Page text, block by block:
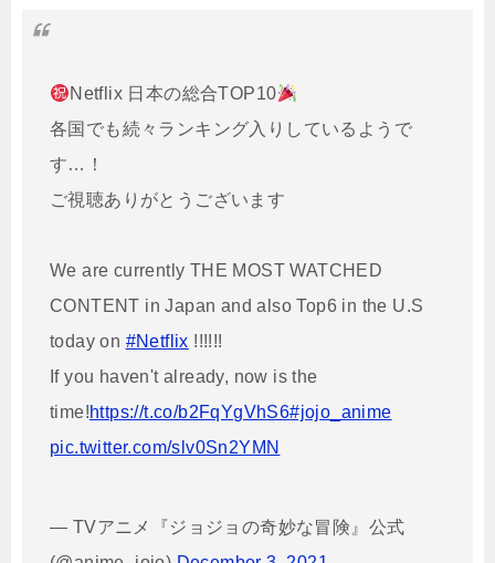
Netflix 日本の総合TOP10
各国でも続々ランキング入りしているようで
す…！
ご視聴ありがとうございます
We are currently THE MOST WATCHED
CONTENT in Japan and also Top6 in the U.S
today on #Netflix !!!!!!
If you haven't already, now is the
time!https://t.co/b2FqYgVhS6#jojo_anime
pic.twitter.com/slv0Sn2YMN
— TVアニメ『ジョジョの奇妙な冒険』公式